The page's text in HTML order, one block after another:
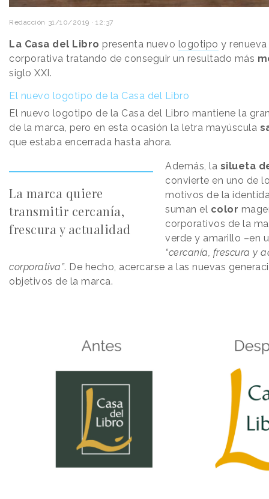
Redacción 31/10/2019 · 12:37
La Casa del Libro presenta nuevo logotipo y
corporativa tratando de conseguir un resultado más
siglo XXI.
El nuevo logotipo de la Casa del Libro
El nuevo logotipo de la Casa del Libro mantiene la
de la marca, pero en esta ocasión la letra mayúscula
que estaba encerrada hasta ahora.
La marca quiere
transmitir cercanía,
frescura y actualidad
Además, la silueta
convierte en uno de
motivos de la
suman el color
corporativos de la
verde y amarillo –en
“cercanía, frescura y
corporativa”. De hecho, acercarse a las nuevas
objetivos de la marca.